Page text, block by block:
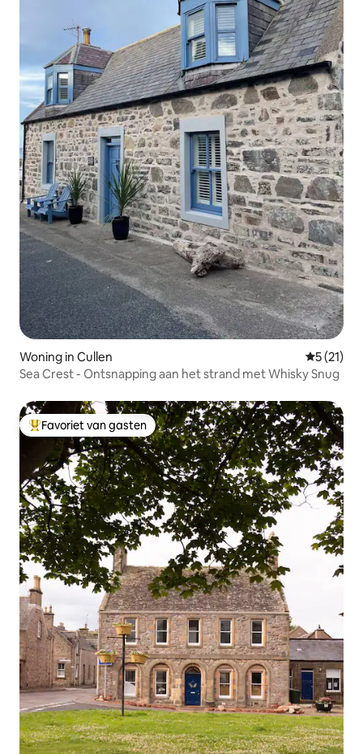
Woning in Cullen
5 (21)
Sea Crest - Ontsnapping aan het strand met Whisky Snug
Topfavoriet van gasten
Favoriet van gasten